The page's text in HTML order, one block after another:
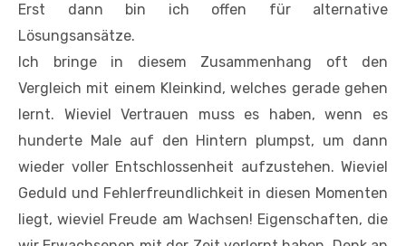
Erst dann bin ich offen für alternative
Lösungsansätze.
Ich bringe in diesem Zusammenhang oft den
Vergleich mit einem Kleinkind, welches gerade gehen
lernt. Wieviel Vertrauen muss es haben, wenn es
hunderte Male auf den Hintern plumpst, um dann
wieder voller Entschlossenheit aufzustehen. Wieviel
Geduld und Fehlerfreundlichkeit in diesen Momenten
liegt, wieviel Freude am Wachsen! Eigenschaften, die